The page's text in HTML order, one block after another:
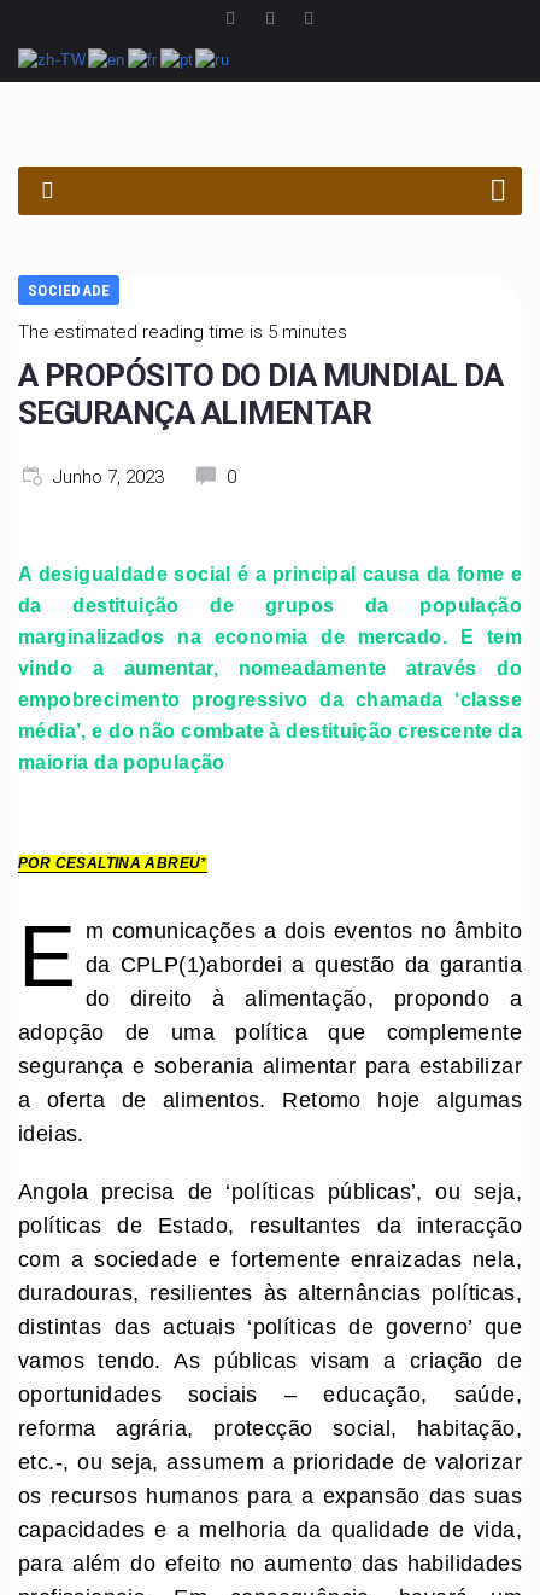
SOCIEDADE
The estimated reading time is 5 minutes
A PROPÓSITO DO DIA MUNDIAL DA
SEGURANÇA ALIMENTAR
Junho 7, 2023 0
A desigualdade social é a principal causa da fome e
da destituição de grupos da população
marginalizados na economia de mercado. E tem
vindo a aumentar, nomeadamente através do
empobrecimento progressivo da chamada ‘classe
média’, e do não combate à destituição crescente da
maioria da população
POR CESALTINA ABREU*
E m comunicações a dois eventos no âmbito
da CPLP(1)abordei a questão da garantia
do direito à alimentação, propondo a
adopção de uma política que complemente
segurança e soberania alimentar para estabilizar
a oferta de alimentos. Retomo hoje algumas
ideias.
Angola precisa de ‘políticas públicas’, ou seja,
políticas de Estado, resultantes da interacção
com a sociedade e fortemente enraizadas nela,
duradouras, resilientes às alternâncias políticas,
distintas das actuais ‘políticas de governo’ que
vamos tendo. As públicas visam a criação de
oportunidades sociais – educação, saúde,
reforma agrária, protecção social, habitação,
etc.-, ou seja, assumem a prioridade de valorizar
os recursos humanos para a expansão das suas
capacidades e a melhoria da qualidade de vida,
para além do efeito no aumento das habilidades
PROCURAR